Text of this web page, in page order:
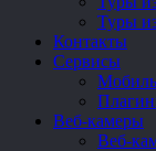
Туры
Контакты
Сервисы
Веб-камеры
Веб-